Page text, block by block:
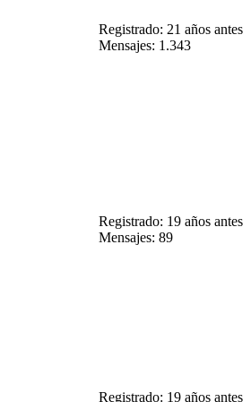
Registrado: 21 años antes
Mensajes: 1.343
Registrado: 19 años antes
Mensajes: 89
Registrado: 19 años antes